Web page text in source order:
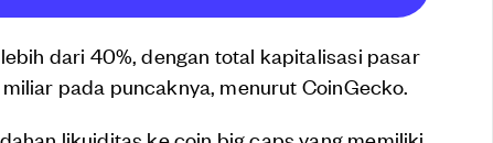
dari 40%, dengan total kapitalisasi pasar
pada puncaknya, menurut CoinGecko.